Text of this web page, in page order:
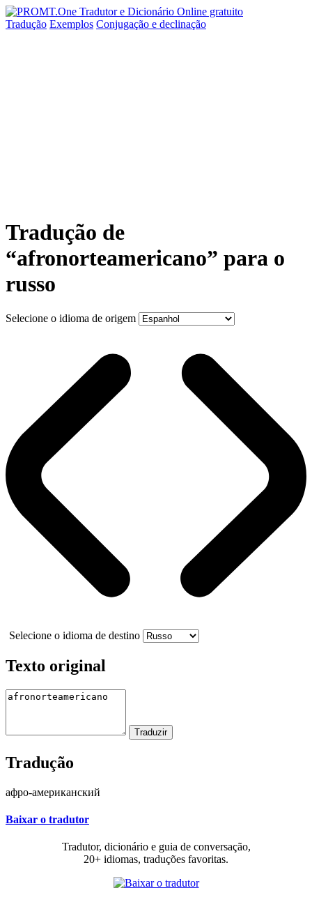
Tradução Exemplos Conjugação e declinação
Tradução de
“afronorteamericano” para o
russo
Selecione o idioma de origem
Selecione o idioma de destino
Texto original
Tradução
афро-американский
Baixar o tradutor
Tradutor, dicionário e guia de conversação,
20+ idiomas, traduções favoritas.